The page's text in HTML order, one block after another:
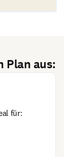
Plan aus:
für: